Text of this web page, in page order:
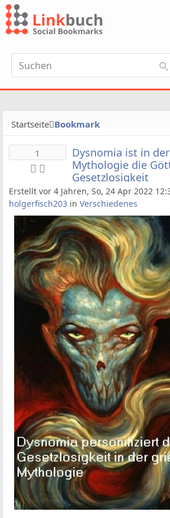
Startseite Bookmark
1
Dysnomia ist in
Mythologie die
Gesetzlosigkeit
Erstellt vor 4 Jahren, So, 24 Apr 2022
holgerfisch203 in Verschiedenes